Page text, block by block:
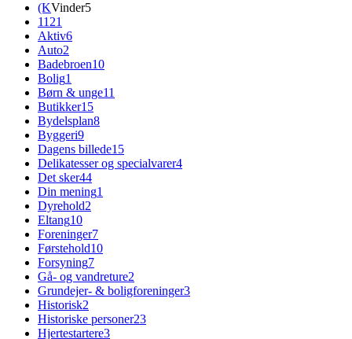
(KVinder5
1121
Aktiv6
Auto2
Badebroen10
Bolig1
Børn & unge11
Butikker15
Bydelsplan8
Byggeri9
Dagens billede15
Delikatesser og specialvarer4
Det sker44
Din mening1
Dyrehold2
Eltang10
Foreninger7
Førstehold10
Forsyning7
Gå- og vandreture2
Grundejer- & boligforeninger3
Historisk2
Historiske personer23
Hjertestartere3